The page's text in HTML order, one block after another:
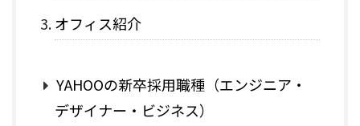
オフィス紹介
YAHOOの新卒採用職種（エンジニア・
デザイナー・ビジネス）